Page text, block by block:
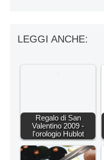
LEGGI ANCHE:
Regalo di San
Valentino 2009 -
l'orologio Hublot